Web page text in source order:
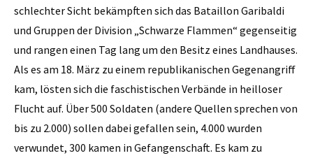
schlechter Sicht bekämpften sich das Bataillon Garibaldi
und Gruppen der Division „Schwarze Flammen“ gegenseitig
und rangen einen Tag lang um den Besitz eines Landhauses.
Als es am 18. März zu einem republikanischen Gegenangriff
kam, lösten sich die faschistischen Verbände in heilloser
Flucht auf. Über 500 Soldaten (andere Quellen sprechen von
bis zu 2.000) sollen dabei gefallen sein, 4.000 wurden
verwundet, 300 kamen in Gefangenschaft. Es kam zu